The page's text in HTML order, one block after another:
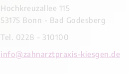
Hochkreuzallee 115
53175 Bonn - Bad Godesberg
Tel. 0228 - 310100
info@zahnarztpraxis-kiesgen.de